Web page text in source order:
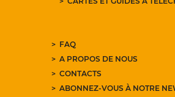
FAQ
A PROPOS DE NOUS
CONTACTS
ABONNEZ-VOUS À NOTRE